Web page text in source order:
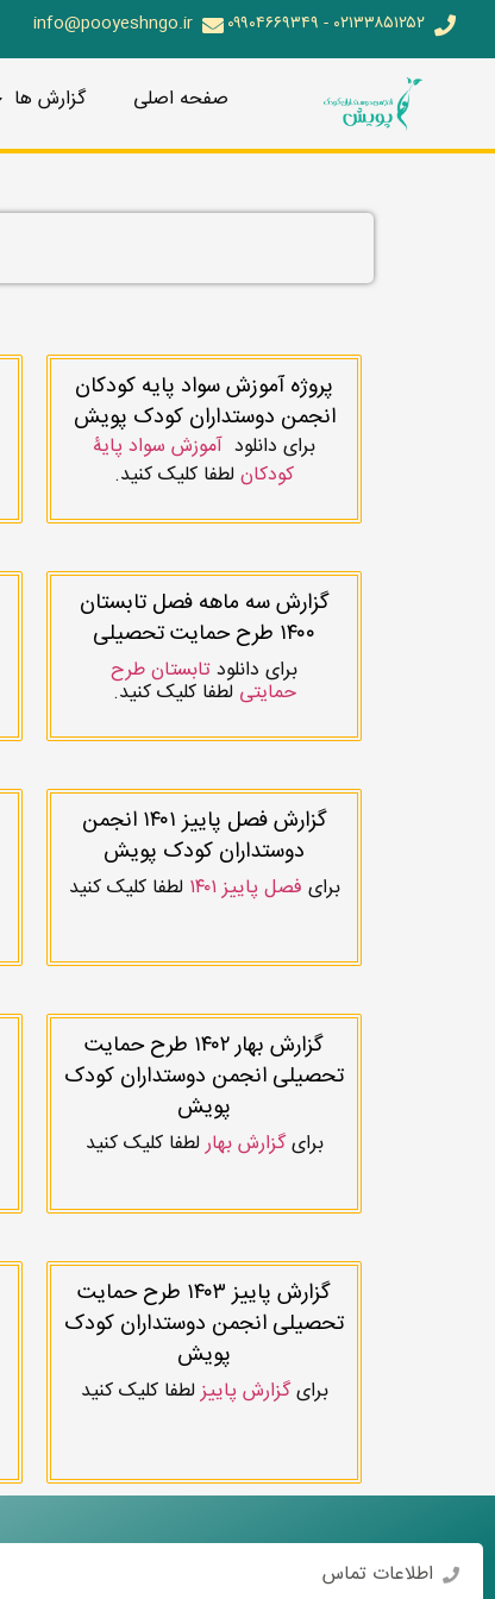
۰۲۱۳۳۸۵۱۲۵۲ - ۰۹۹۰۴۶۶۹۳۴۹ info@pooyeshngo.ir
صفحه اصلی گزارش ها
پروژه آموزش سواد پایه کودکان
انجمن دوستداران کودک پویش
برای دانلود آموزش سواد پایۀ
کودکان لطفا کلیک کنید.
گزارش سه ماهه فصل تابستان
۱۴۰۰ طرح حمایت تحصیلی
برای دانلودتابستان طرح
حمایتی لطفا کلیک کنید.
گزارش فصل پاییز ۱۴۰۱ انجمن
دوستداران کودک پویش
برای فصل پاییز ۱۴۰۱ لطفا کلیک کنید
گزارش بهار ۱۴۰۲ طرح حمایت
تحصیلی انجمن دوستداران کودک
پویش
برایگزارش بهارلطفا کلیک کنید
گزارش پاییز ۱۴۰۳ طرح حمایت
تحصیلی انجمن دوستداران کودک
پویش
برایگزارش پاییزلطفا کلیک کنید
اطلاعات تماس